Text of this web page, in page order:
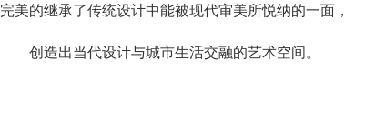
完美的继承了传统设计中能被现代审美所悦纳的一面，
创造出当代设计与城市生活交融的艺术空间。